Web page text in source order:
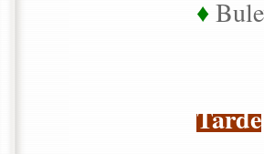
♦
Tarde